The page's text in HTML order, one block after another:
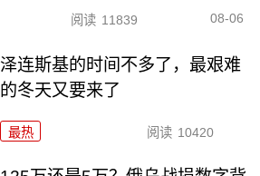
阅读 11839 08-06
泽连斯基的时间不多了，最艰难
的冬天又要来了
最热 阅读 10420